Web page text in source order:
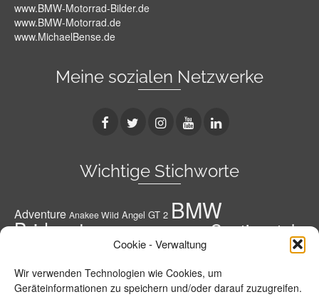
Cookie - Verwaltung
Wir verwenden Technologien wie Cookies, um
Geräteinformationen zu speichern und/oder darauf zuzugreifen.
www.BMW-Motorrad-Bilder.de
www.BMW-Motorrad.de
www.MichaelBense.de
Meine sozialen Netzwerke
Wichtige Stichworte
Adventure Anakee Wild Angel GT 2 BMW
Bridgestone Continental
Conti Road Attack 3 Conti RoadAttack 4
DunlopGeländereifen Grobstoller Honda
HypersportreifenM 7 RRM9 RRMetzeler